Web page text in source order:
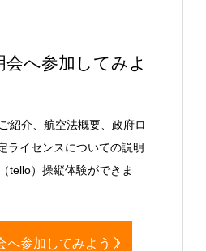
へ参加してみよ
紹介、航空法概要、政府ロ
ライセンスについての説明
tello）操縦体験ができま
へ参加してみよう！